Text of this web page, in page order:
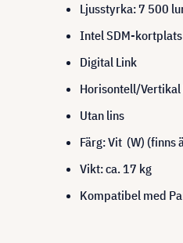
Ljusstyrka: 7 500
Intel SDM-kortplats
Digital Link
Horisontell/Vertikal
Utan lins
Färg: Vit (W) (finns
Vikt: ca. 17 kg
Kompatibel med